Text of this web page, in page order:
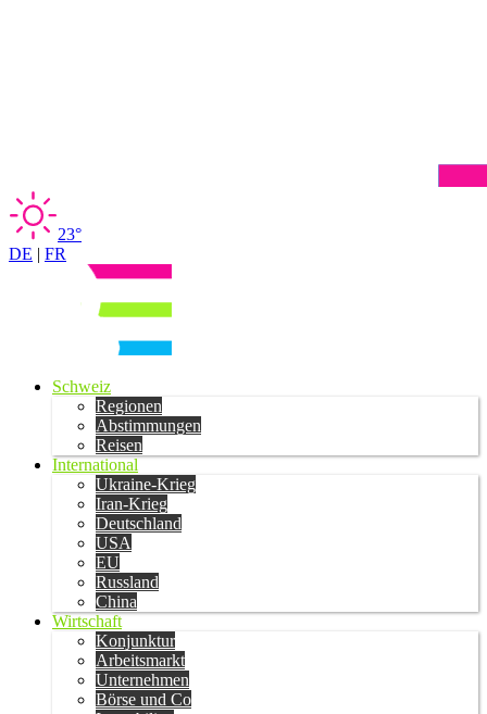
23°
DE | FR
Schweiz
Regionen
Abstimmungen
Reisen
International
Ukraine-Krieg
Iran-Krieg
Deutschland
USA
EU
Russland
China
Wirtschaft
Konjunktur
Arbeitsmarkt
Unternehmen
Börse und Co